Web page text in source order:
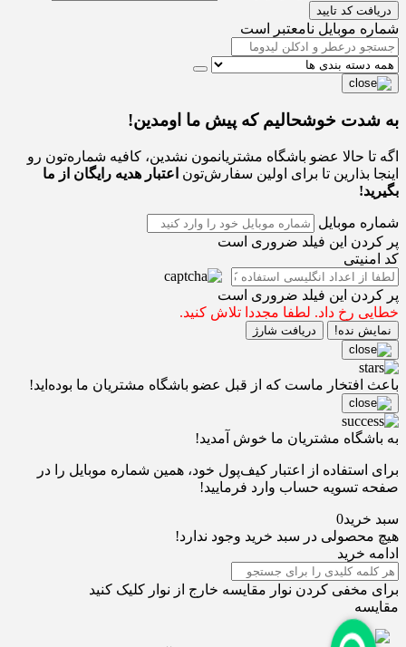
دریافت کد تایید
شماره موبایل نامعتبر است
به شدت خوشحالیم که پیش ما اومدین!
اگه تا حالا عضو باشگاه مشتریانمون نشدین، کافیه شماره‌تون رو
اینجا بذارین تا برای اولین سفارش‌تون اعتبار هدیه رایگان از ما
بگیرید!
شماره موبایل
پر کردن این فیلد ضروری است
کد امنیتی
پر کردن این فیلد ضروری است
خطایی رخ داد. لطفا مجددا تلاش کنید.
نمایش نده! دریافت شارژ
باعث افتخار ماست که از قبل عضو باشگاه مشتریان ما بوده‌اید!
به باشگاه مشتریان ما خوش آمدید!
برای استفاده از اعتبار کیف‌پول خود، همین شماره موبایل را در
صفحه تسویه حساب وارد فرمایید!
سبد خرید0
هیچ محصولی در سبد خرید وجود ندارد!
ادامه خرید
برای مخفی کردن نوار مقایسه خارج از نوار کلیک کنید
مقایسه